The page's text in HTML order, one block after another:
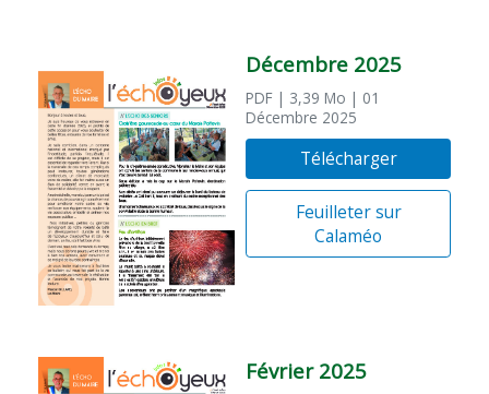
Décembre 2025
PDF | 3,39 Mo | 01
Décembre 2025
Télécharger
Feuilleter sur
Calaméo
Février 2025